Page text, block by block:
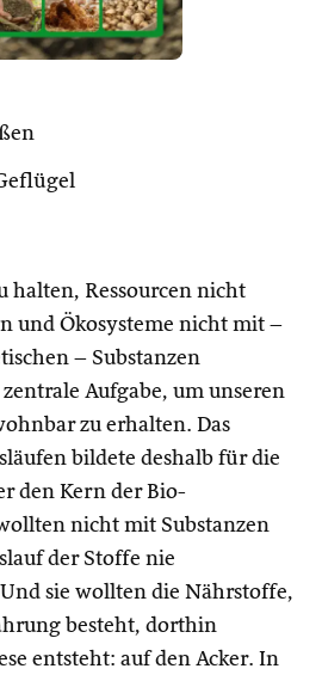
halten, Ressourcen nicht
und Ökosysteme nicht mit –
– Substanzen
Aufgabe, um unseren
zu erhalten. Das
bildete deshalb für die
den Kern der Bio-
nicht mit Substanzen
der Stoffe nie
sie wollten die Nährstoffe,
besteht, dorthin
entsteht: auf den Acker. In